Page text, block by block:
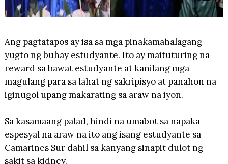
Ang pagtatapos ay isa sa mga pinakamahalagang
yugto ng buhay estudyante. Ito ay maituturing na
reward sa bawat estudyante at kanilang mga
magulang para sa lahat ng sakripisyo at panahon na
iginugol upang makarating sa araw na iyon.
Sa kasamaang palad, hindi na umabot sa napaka
espesyal na araw na ito ang isang estudyante sa
Camarines Sur dahil sa kanyang sinapit dulot ng
sakit sa kidney.